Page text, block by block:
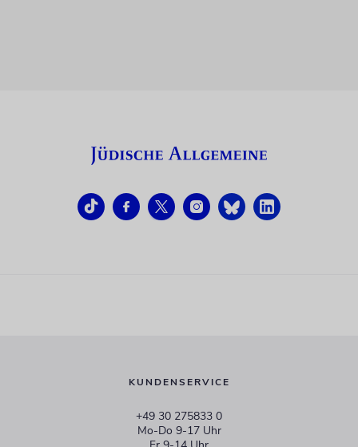
KUNDENSERVICE
+49 30 275833 0
Mo-Do 9-17 Uhr